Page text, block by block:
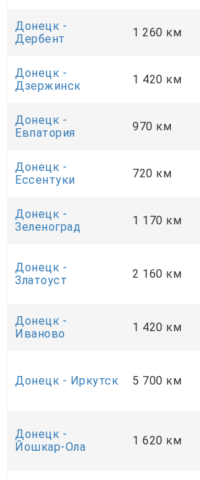
Донецк -
Дербент
1 260 км
Донецк -
Дзержинск
1 420 км
Донецк -
Евпатория
970 км
Донецк -
Ессентуки
720 км
Донецк -
Зеленоград
1 170 км
Донецк -
Златоуст
2 160 км
Донецк -
Иваново
1 420 км
Донецк - Иркутск 5 700 км
Донецк -
Йошкар-Ола
1 620 км